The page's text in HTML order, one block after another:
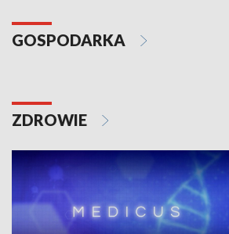
GOSPODARKA
ZDROWIE